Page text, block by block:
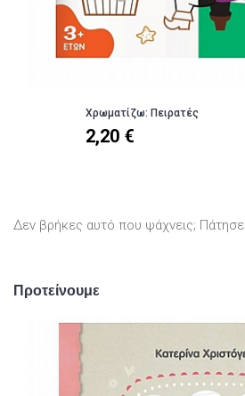
Χρωματίζω: Πειρατές
2,20 €
Δεν βρήκες αυτό που ψάχνεις; Πάτησε
Προτείνουμε